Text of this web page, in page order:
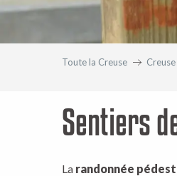
Toute la Creuse
Sentiers
La randonnée